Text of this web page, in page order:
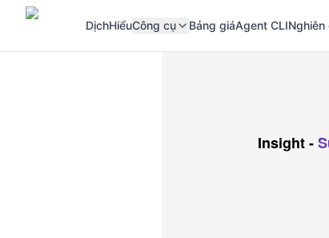
DịchHiểuCông cụ Bảng giáAgent CLINghiên
Insight-